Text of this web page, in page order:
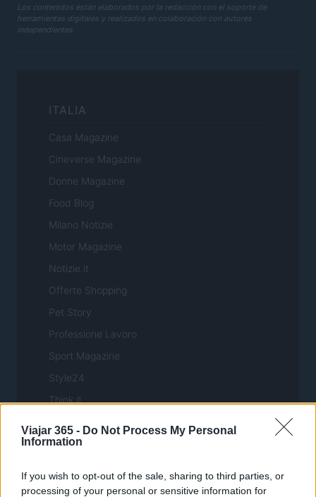
Viajar 365 - Do Not Process My Personal
Information
If you wish to opt-out of the sale, sharing to third parties, or
processing of your personal or sensitive information for
Los contenidos están elaborados por la redacción con el soporte de
herramientas digitales y realizados en colaboración con autores
independientes.
ITALIA
Casa Magazine
Cineverse Magazine
Donne Magazine
Food Blog
Milano Notizie
Motor Magazine
Notizie.it
Offerte Shopping
Pet Story
Professione Lavoro
Sport Magazine
Style24
Think.it
Viaggiamo
Milano Cortina